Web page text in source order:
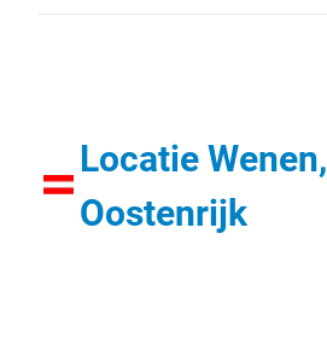
Locatie Wenen,
Oostenrijk